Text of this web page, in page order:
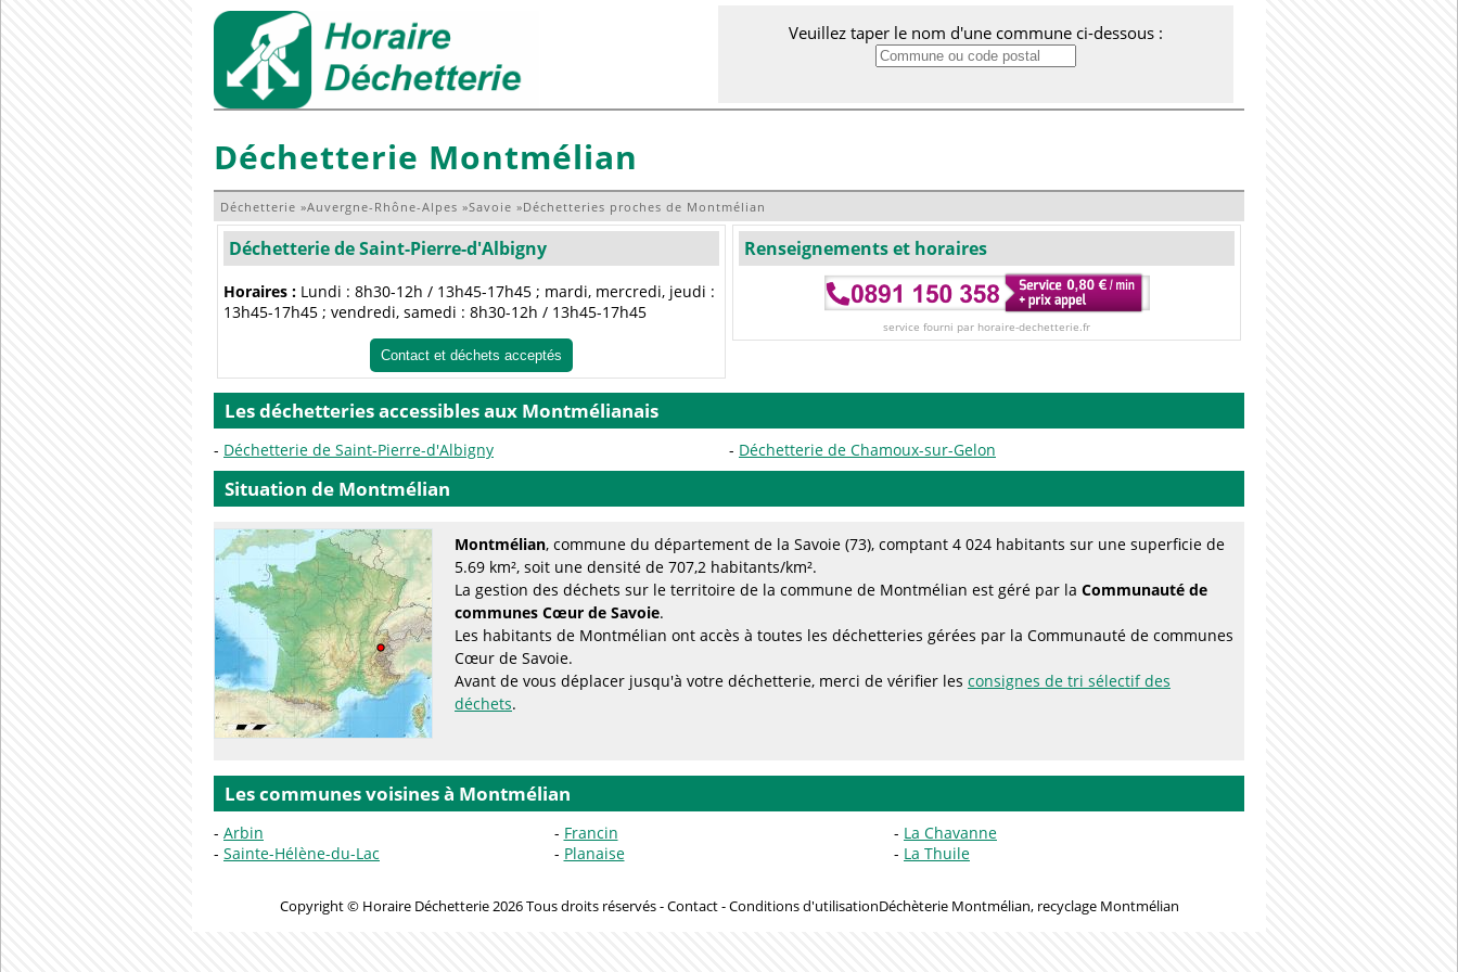
Veuillez taper le nom d'une commune ci-dessous :
Déchetterie Montmélian
Déchetterie »Auvergne-Rhône-Alpes »Savoie »Déchetteries proches de Montmélian
Déchetterie de Saint-Pierre-d'Albigny
Horaires : Lundi : 8h30-12h / 13h45-17h45 ; mardi, mercredi, jeudi :
13h45-17h45 ; vendredi, samedi : 8h30-12h / 13h45-17h45
Contact et déchets acceptés
Renseignements et horaires
service fourni par horaire-dechetterie.fr
Les déchetteries accessibles aux Montmélianais
Déchetterie de Saint-Pierre-d'Albigny Déchetterie de Chamoux-sur-Gelon
Situation de Montmélian
Montmélian, commune du département de la Savoie (73), comptant 4 024 habitants sur une superficie de
5.69 km², soit une densité de 707,2 habitants/km².
La gestion des déchets sur le territoire de la commune de Montmélian est géré par la Communauté de
communes Cœur de Savoie.
Les habitants de Montmélian ont accès à toutes les déchetteries gérées par la Communauté de communes
Cœur de Savoie.
Avant de vous déplacer jusqu'à votre déchetterie, merci de vérifier les consignes de tri sélectif des
déchets.
Les communes voisines à Montmélian
Arbin Francin
La Chavanne
Sainte-Hélène-du-Lac
Planaise La Thuile
Copyright © Horaire Déchetterie 2026 Tous droits réservés -Contact-Conditions d'utilisationDéchèterie Montmélian, recyclage Montmélian